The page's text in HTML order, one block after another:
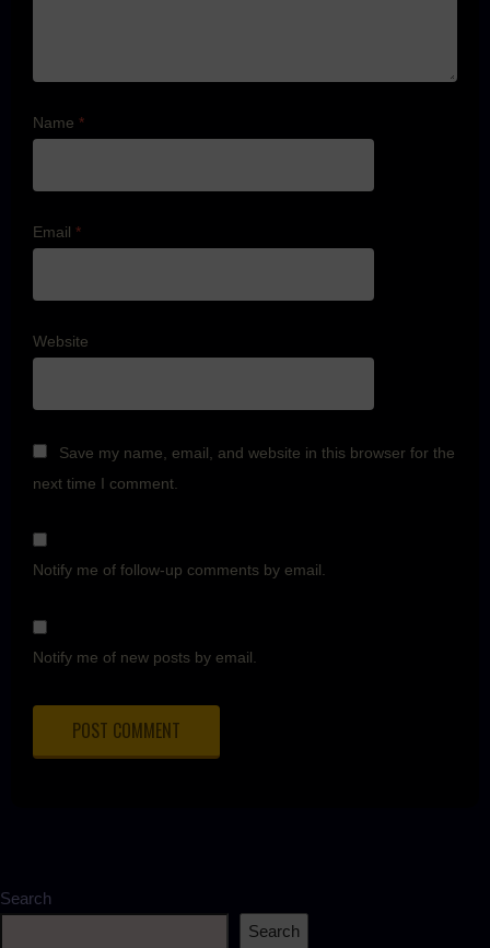
Name *
Email *
Website
Save my name, email, and website in this browser for the
next time I comment.
Notify me of follow-up comments by email.
Notify me of new posts by email.
Search
Search